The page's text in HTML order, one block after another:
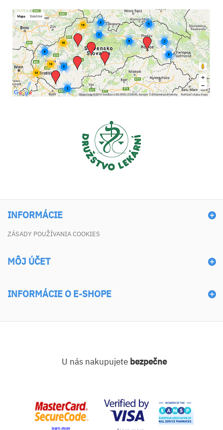
INFORMÁCIE
ZÁSADY POUŽÍVANIA COOKIES
MÔJ ÚČET
INFORMÁCIE O E-SHOPE
U nás nakupujete bezpečne